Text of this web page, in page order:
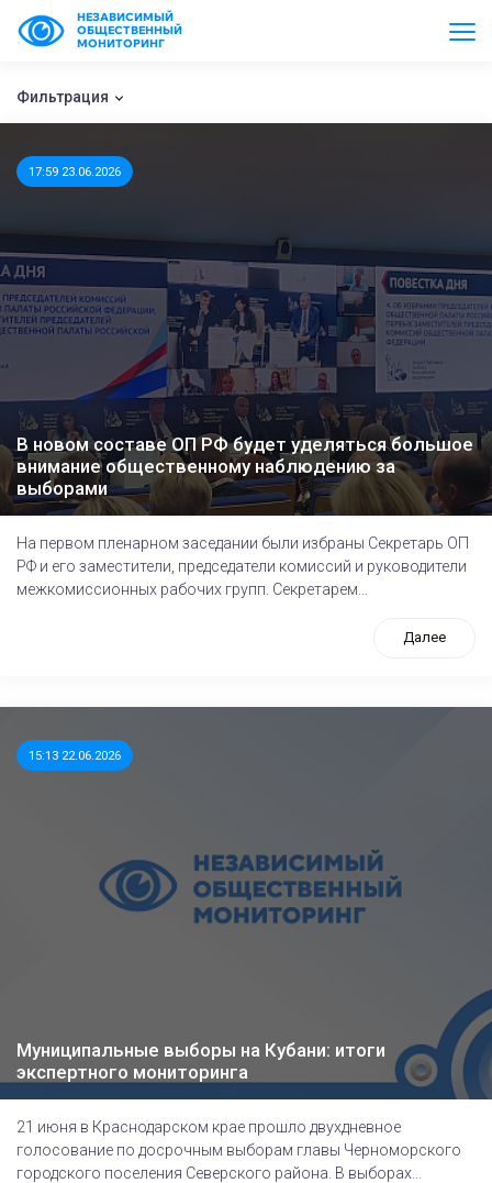
НЕЗАВИСИМЫЙ
ОБЩЕСТВЕННЫЙ
МОНИТОРИНГ
Фильтрация
17:59 23.06.2026
В новом составе ОП РФ будет уделяться большое
внимание общественному наблюдению за
выборами
На первом пленарном заседании были избраны Секретарь ОП
РФ и его заместители, председатели комиссий и руководители
межкомиссионных рабочих групп. Секретарем...
Далее
15:13 22.06.2026
Муниципальные выборы на Кубани: итоги
экспертного мониторинга
21 июня в Краснодарском крае прошло двухдневное
голосование по досрочным выборам главы Черноморского
городского поселения Северского района. В выборах...